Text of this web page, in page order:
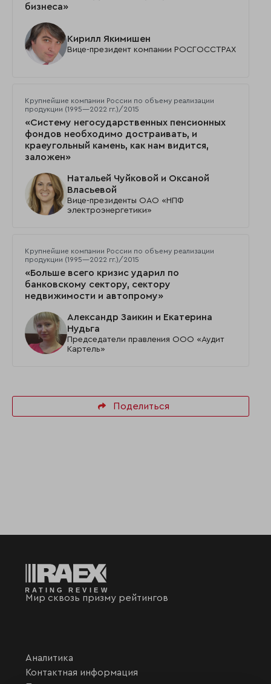
бизнеса»
Кирилл Якимишен
Вице-президент компании РОСГОССТРАХ
Крупнейшие компании России по объему реализации
продукции (1995—2022 гг.)/2015
«Систему негосударственных пенсионных
фондов необходимо достраивать, и
краеугольный камень, как нам видится,
заложен»
Натальей Чуйковой и Оксаной
Власьевой
Вице-президенты ОАО «НПФ
электроэнергетики»
Крупнейшие компании России по объему реализации
продукции (1995—2022 гг.)/2015
«Больше всего кризис ударил по
банковскому сектору, сектору
недвижимости и автопрому»
Александр Заикин и Екатерина
Нудьга
Председатели правления ООО «Аудит
Картель»
Поделиться
Мир сквозь призму рейтингов
Аналитика
Контактная информация